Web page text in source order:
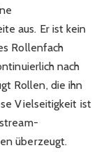
aus. Er ist kein
Rollenfach
nach
Rollen, die ihn
Vielseitigkeit ist
überzeugt.